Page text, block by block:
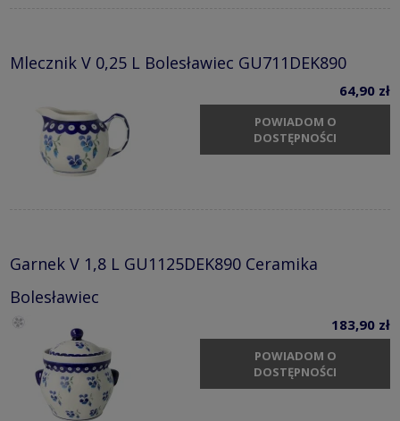
Mlecznik V 0,25 L Bolesławiec GU711DEK890
64,90 zł
POWIADOM O
DOSTĘPNOŚCI
Garnek V 1,8 L GU1125DEK890 Ceramika
Bolesławiec
183,90 zł
POWIADOM O
DOSTĘPNOŚCI